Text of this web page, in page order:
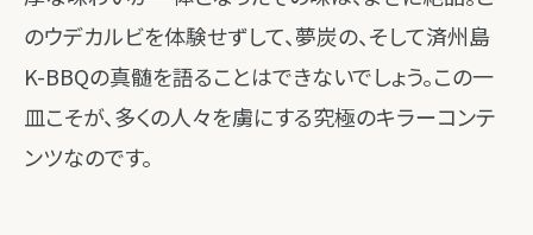
のウデカルビを体験せずして、夢炭の、そして済州島
K-BBQの真髄を語ることはできないでしょう。この一
皿こそが、多くの人々を虜にする究極のキラーコンテ
ンツなのです。